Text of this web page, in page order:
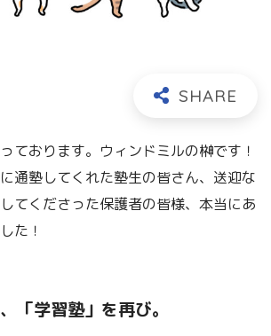
ております。ウィンドミルの榊です！
通塾してくれた塾生の皆さん、送迎な
てくださった保護者の皆様、本当にあ
た！
「学習塾」を再び。